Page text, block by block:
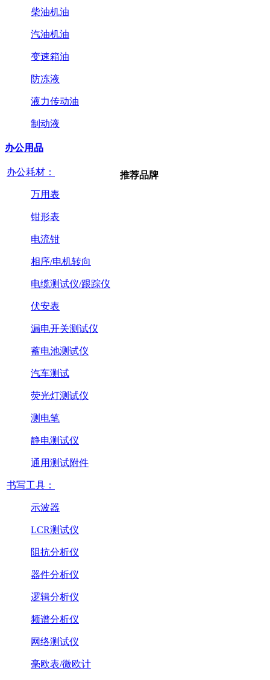
柴油机油
汽油机油
变速箱油
防冻液
液力传动油
制动液
办公用品
办公耗材：
万用表
钳形表
电流钳
相序/电机转向
电缆测试仪/跟踪仪
伏安表
漏电开关测试仪
蓄电池测试仪
汽车测试
荧光灯测试仪
测电笔
静电测试仪
通用测试附件
书写工具：
示波器
LCR测试仪
阻抗分析仪
器件分析仪
逻辑分析仪
频谱分析仪
网络测试仪
毫欧表/微欧计
推荐品牌